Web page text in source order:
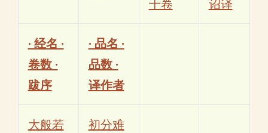
十卷
诏译
· 经名 ·
卷数 ·
跋序
· 品名 ·
品数 ·
译作者
大般若
初分难